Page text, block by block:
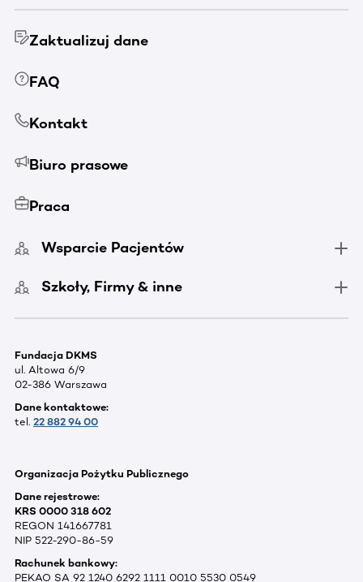
Zaktualizuj dane
FAQ
Kontakt
Biuro prasowe
Praca
Wsparcie Pacjentów
Szkoły, Firmy & inne
Fundacja DKMS
ul. Altowa 6/9
02-386 Warszawa
Dane kontaktowe:
tel. 22 882 94 00
Organizacja Pożytku Publicznego
Dane rejestrowe:
KRS 0000 318 602
REGON 141667781
NIP 522-290-86-59
Rachunek bankowy:
PEKAO SA 92 1240 6292 1111 0010 5530 0549